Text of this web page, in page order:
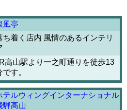
風亭
ち着く店内 風情のあるインテリ
高山駅より一之町通りを徒歩13
です。
テルウィングインターナショナル
騨高山